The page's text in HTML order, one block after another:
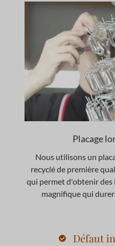
Placage
Nous utilisons un
recyclé de première
qui permet d'obtenir des
magnifique qui
Défaut